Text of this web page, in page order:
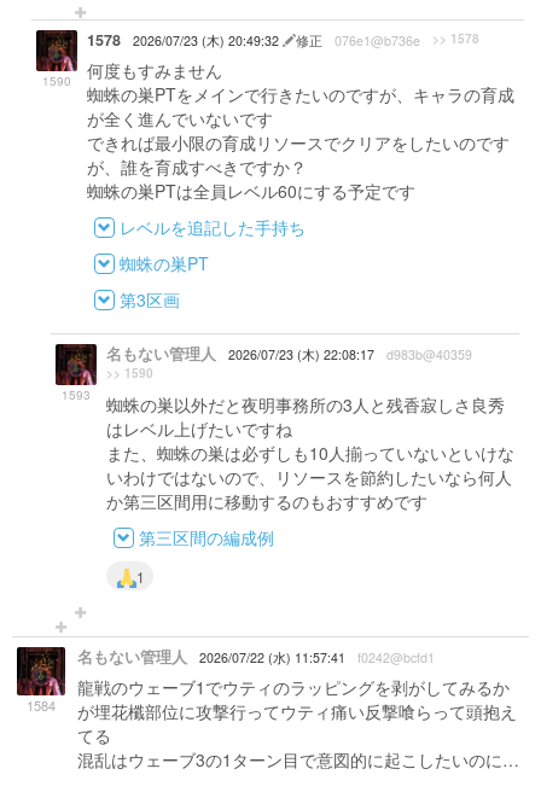
1590
1578 2026/07/23 (木) 20:49:32 修正 076e1@b736e >> 1578
何度もすみません
蜘蛛の巣PTをメインで行きたいのですが、キャラの育成
が全く進んでいないです
できれば最小限の育成リソースでクリアをしたいのです
が、誰を育成すべきですか？
蜘蛛の巣PTは全員レベル60にする予定です
レベルを追記した手持ち
蜘蛛の巣PT
第3区画
1593
名もない管理人 2026/07/23 (木) 22:08:17 d983b@40359
>> 1590
蜘蛛の巣以外だと夜明事務所の3人と残香寂しさ良秀
はレベル上げたいですね
また、蜘蛛の巣は必ずしも10人揃っていないといけな
いわけではないので、リソースを節約したいなら何人
か第三区間用に移動するのもおすすめです
第三区間の編成例
1
1584
名もない管理人 2026/07/22 (水) 11:57:41 f0242@bcfd1
龍戦のウェーブ1でウティのラッピングを剥がしてみるか
が埋花櫼部位に攻撃行ってウティ痛い反撃喰らって頭抱え
てる
混乱はウェーブ3の1ターン目で意図的に起こしたいのに…